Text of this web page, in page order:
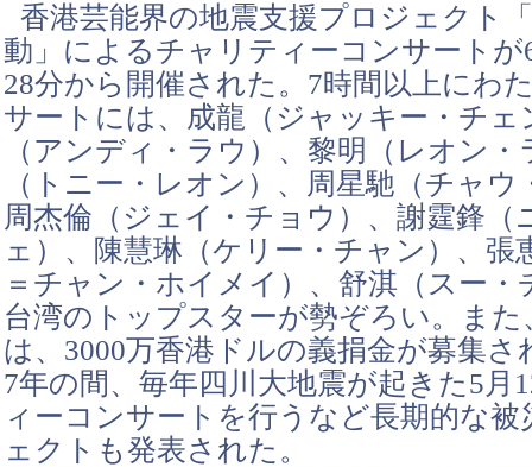
香港芸能界の地震支援プロジェクト
動」によるチャリティーコンサートが
28分から開催された。7時間以上にわ
サートには、成龍（ジャッキー・チェ
（アンディ・ラウ）、黎明（レオン
（トニー・レオン）、周星馳（チャ
周杰倫（ジェイ・チョウ）、謝霆鋒（
ェ）、陳慧琳（ケリー・チャン）、張
＝チャン・ホイメイ）、舒淇（スー・
台湾のトップスターが勢ぞろい。ま
は、3000万香港ドルの義捐金が募集さ
7年の間、毎年四川大地震が起きた5月
ィーコンサートを行うなど長期的な被
ェクトも発表された。